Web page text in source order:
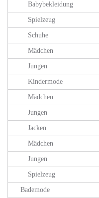
Babybekleidung
Spielzeug
Schuhe
Mädchen
Jungen
Kindermode
Mädchen
Jungen
Jacken
Mädchen
Jungen
Spielzeug
Bademode